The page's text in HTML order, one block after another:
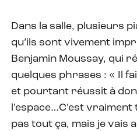
Dans la salle, plusieurs
qu’ils sont vivement
Benjamin Moussay, qui
quelques phrases : « Il
et pourtant réussit à
l’espace…C’est
pas tout ça, mais je vais